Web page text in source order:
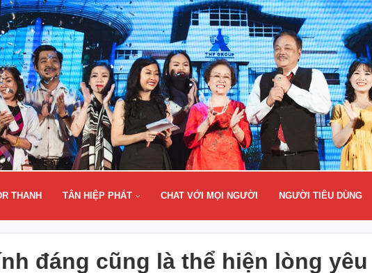
THANH TÂN HIỆP PHÁT CHAT VỚI MỌI NGƯỜI NGƯỜI TIÊU DÙNG
đáng cũng là thể hiện lòng yêu